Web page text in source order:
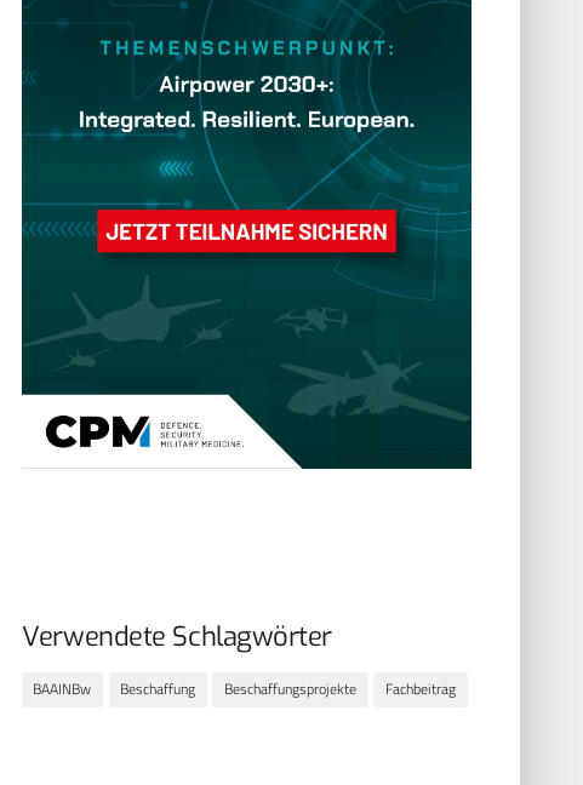
Verwendete Schlagwörter
BAAINBw Beschaffung Beschaffungsprojekte Fachbeitrag